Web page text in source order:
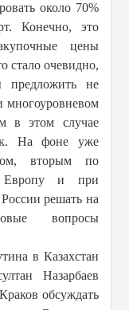
около 70%
Конечно, это
цены
стало очевидно,
предложить не
многоуровневом
в этом случае
На фоне уже
вторым по
Европу и при
решать на
вопросы
в Казахстан
Назарбаев
обсуждать